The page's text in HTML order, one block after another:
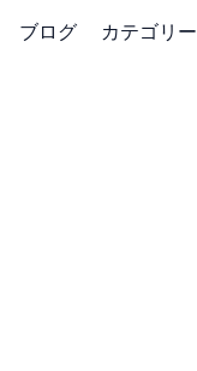
ブログ カテゴリー